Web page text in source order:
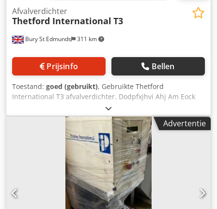
Bury St Edmunds 311 km
Afvalverdichter
Thetford International T3
Prijsinfo Bellen
Toestand: goed (gebruikt), Gebruikte Thetford
International T3 afvalverdichter. Dodpfxjhvi Ahj Am Eock
Advertentie